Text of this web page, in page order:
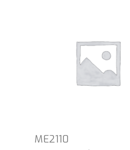
ME2110